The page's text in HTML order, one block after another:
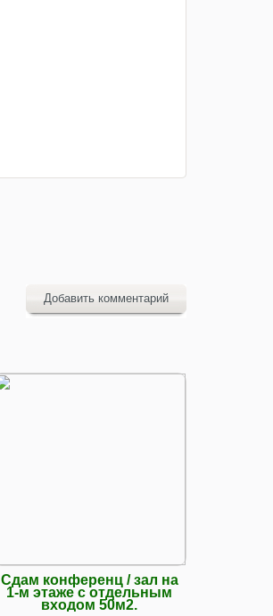
Добавить комментарий
Сдам конференц / зал на
1-м этаже с отдельным
входом 50м2.